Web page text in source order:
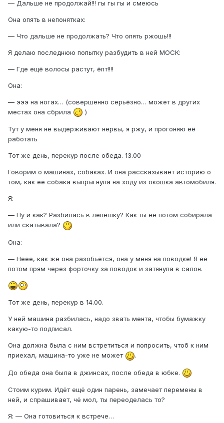
— Дальше не продолжай!!! гы гы гы и смеюсь
Она опять в непонятках:
— Что дальше не продолжать? Что опять ржошь!!!
Я делаю последнюю попытку разбудить в ней МОСК:
— Где ещё волосы растут, ёпт!!!!
Она:
— эээ на ногах… (совершенно серьёзно… может в других
местах она сбрила
)
Тут у меня не выдерживают нервы, я ржу, и прогоняю её
работать
Тот же день, перекур после обеда. 13.00
Говорим о машинах, собаках. И она рассказывает историю о
том, как её собака выпрыгнула на ходу из окошка автомобиля.
Я:
— Ну и как? Разбилась в лепёшку? Как ты её потом собирала
или скатывала?
Она:
— Неее, как же она разобьётся, она у меня на поводке! Я её
потом прям через форточку за поводок и затянула в салон.
Тот же день, перекур в 14.00.
У ней машина разбилась, надо звать мента, чтобы бумажку
какую-то подписал.
Она должна была с ним встретиться и попросить, чтоб к ним
приехал, машина-то уже не может
.
До обеда она была в джинсах, после обеда в юбке.
Стоим курим. Идёт ещё один парень, замечает перемены в
ней, и спрашивает, чё мол, ты переоделась то?
Я: — Она готовиться к встрече…